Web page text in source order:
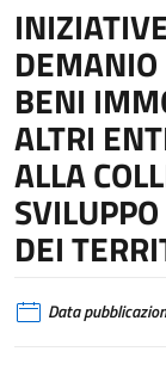
DEMANIO
BENI
ALTRI
ALLA
DEI
Data